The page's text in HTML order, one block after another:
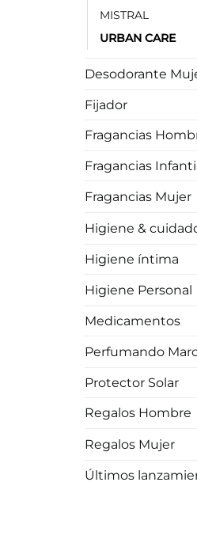
MISTRAL
URBAN CARE
Desodorante
Fijador
Fragancias
Fragancias
Fragancias Mujer
Higiene &
Higiene íntima
Higiene Personal
Medicamentos
Perfumando
Protector Solar
Regalos Hombre
Regalos Mujer
Últimos